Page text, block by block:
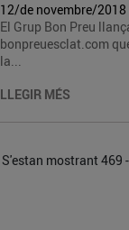
12/de novembre/2018
El Grup Bon Preu
bonpreuesclat.com
la...
LLEGIR MÉS
S'estan mostrant 469